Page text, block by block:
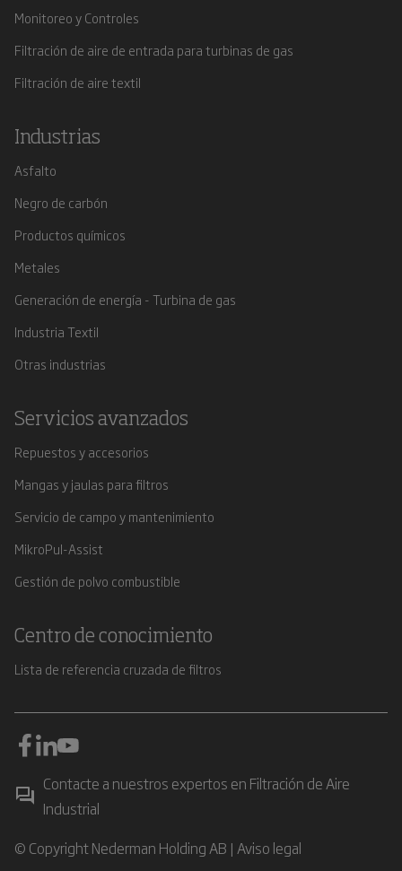
Monitoreo y Controles
Filtración de aire de entrada para turbinas de gas
Filtración de aire textil
Industrias
Asfalto
Negro de carbón
Productos químicos
Metales
Generación de energía - Turbina de gas
Industria Textil
Otras industrias
Servicios avanzados
Repuestos y accesorios
Mangas y jaulas para filtros
Servicio de campo y mantenimiento
MikroPul-Assist
Gestión de polvo combustible
Centro de conocimiento
Lista de referencia cruzada de filtros
Contacte a nuestros expertos en Filtración de Aire
Industrial
© Copyright Nederman Holding AB |Aviso legal